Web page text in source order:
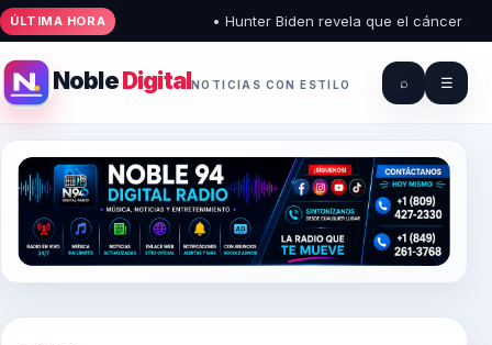
ÚLTIMA HORA • Hunter Biden revela que el cáncer de
NobleDigitalNOTICIAS CON ESTILO ⌕ ☰